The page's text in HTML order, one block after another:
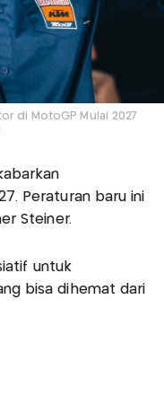
di MotoGP Mulai 2027
Peraturan baru ini
Steiner.
untuk
bisa dihemat dari